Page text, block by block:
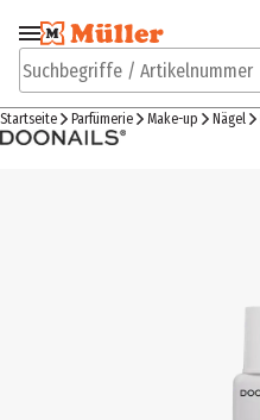
Zur Navigation
springen
Suchbegriffe / Artikelnummer
Startseite Parfümerie Make-up Nägel